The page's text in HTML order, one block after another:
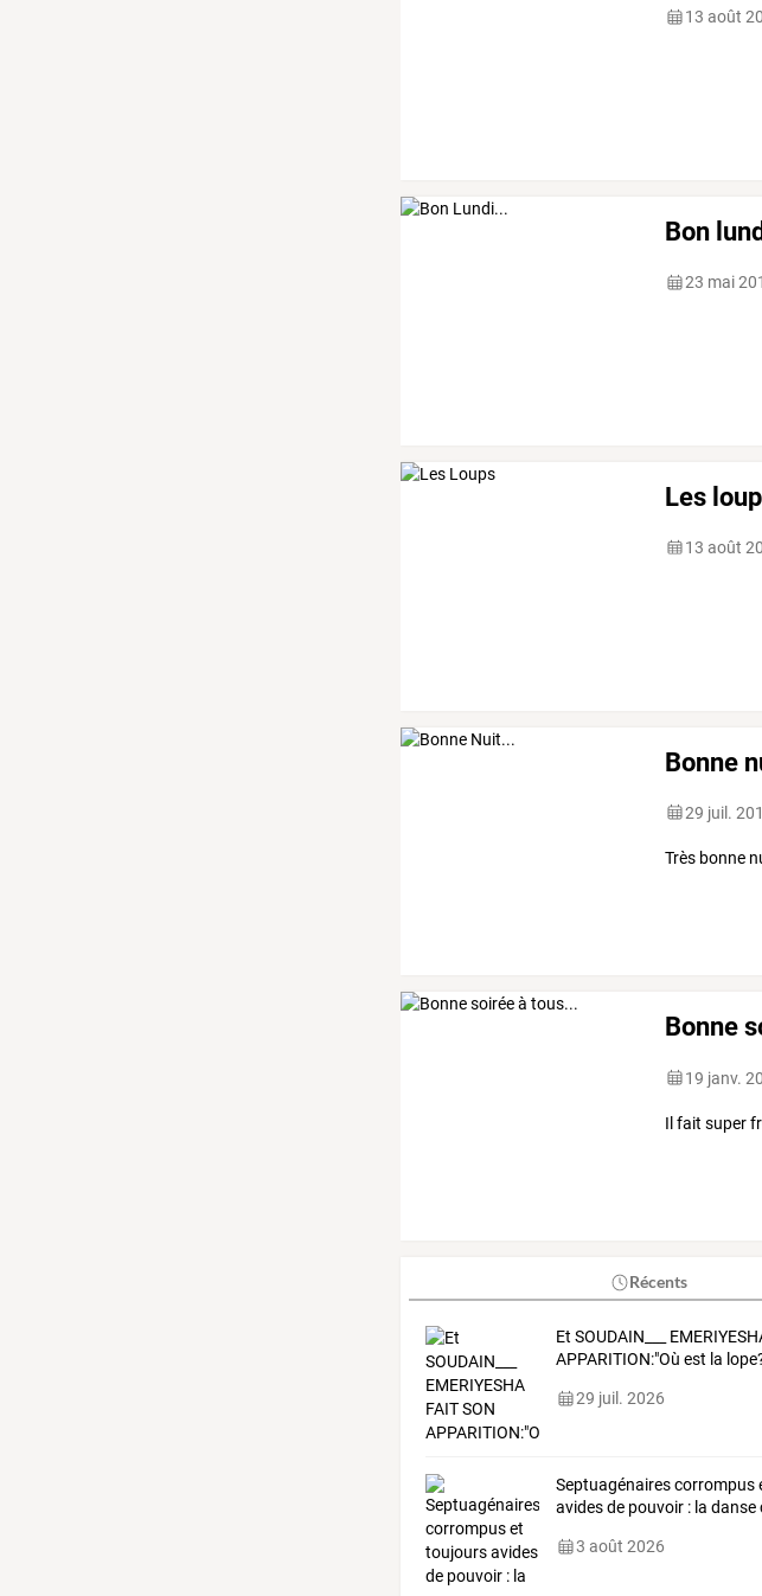
13 août
Bon
23 mai
Les
13 août
Bonne
29 juil.
Très bonne
Bonne
19 janv.
Il fait super
Récents
Et SOUDAIN___
APPARITION:"Où est la
29 juil. 2026
Septuagénaires corrompus
avides de pouvoir : la danse
3 août 2026